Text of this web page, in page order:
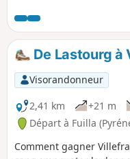
Cette randonnée
de desserte du village
Villefranche" porté au
en très mauvais état
un paysage bien typique
catalanes : montagne, et
constructions et
méditerranéennes.
De Lastourg
Visorandonneur
2,41 km
+21 m
Départ à Fuilla
Comment gagner